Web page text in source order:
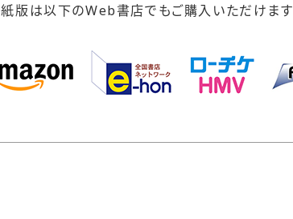
紙版は以下のWeb書店でもご購入いただけます